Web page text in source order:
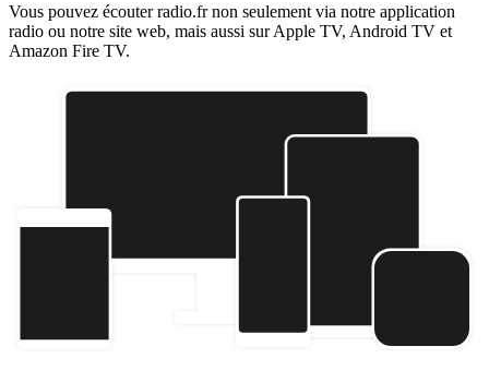
Vous pouvez écouter radio.fr non seulement via notre application
radio ou notre site web, mais aussi sur Apple TV, Android TV et
Amazon Fire TV.